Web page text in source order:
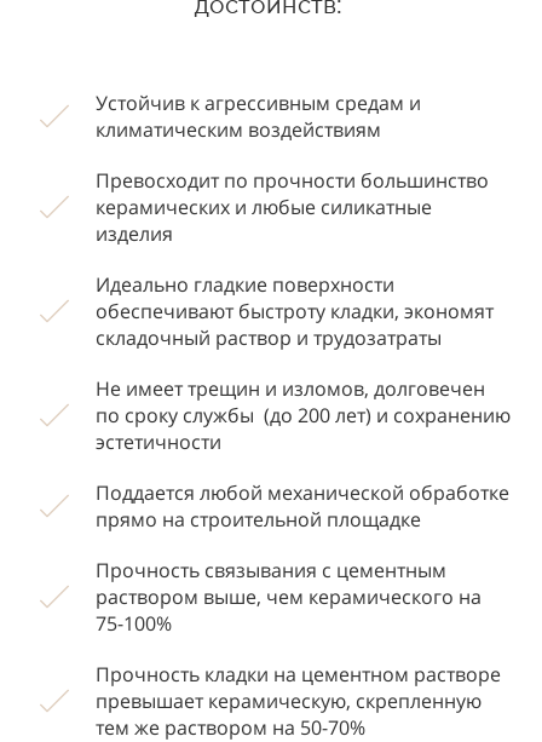
Устойчив к агрессивным средам и
климатическим воздействиям
Превосходит по прочности большинство
керамических и любые силикатные
изделия
Идеально гладкие поверхности
обеспечивают быстроту кладки, экономят
складочный раствор и трудозатраты
Не имеет трещин и изломов, долговечен
по сроку службы (до 200 лет) и сохранению
эстетичности
Поддается любой механической обработке
прямо на строительной площадке
Прочность связывания с цементным
раствором выше, чем керамического на
75-100%
Прочность кладки на цементном растворе
превышает керамическую, скрепленную
тем же раствором на 50-70%